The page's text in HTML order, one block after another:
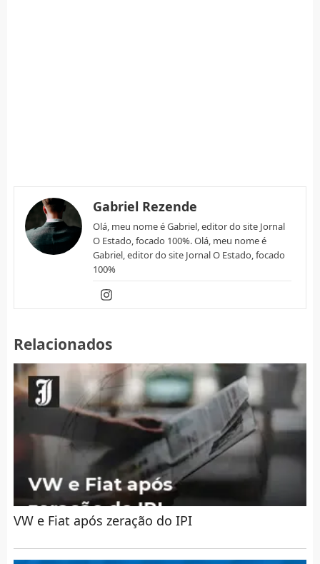
Gabriel Rezende
Olá, meu nome é Gabriel, editor do site Jornal
O Estado, focado 100%. Olá, meu nome é
Gabriel, editor do site Jornal O Estado, focado
100%
Relacionados
VW e Fiat após zeração do IPI